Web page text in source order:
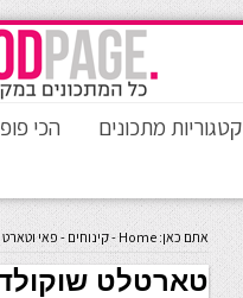
קטגוריות מתכונים הכי
אתם כאן: Home
-קינוחים - פאי וטארט
טארטלט